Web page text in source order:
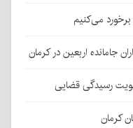
می‌کنیم
رسیدگی قضایی
کرمان